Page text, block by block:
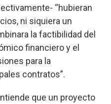
“hubieran
ni siquiera un
la factibilidad del
financiero y el
para la
contratos”.
que un proyecto